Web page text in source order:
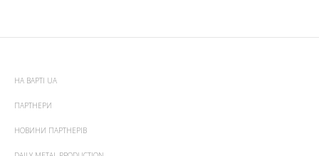
НА ВАРТІ UA
ПАРТНЕРИ
НОВИНИ ПАРТНЕРІВ